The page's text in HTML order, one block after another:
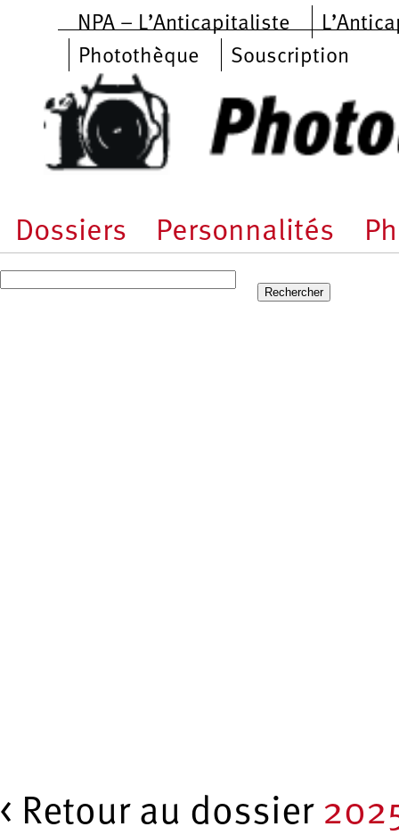
Aller au contenu principal
NPA – L’Anticapitaliste
Photothèque
Souscription
Dossiers Personnalités
< Retour au dossier